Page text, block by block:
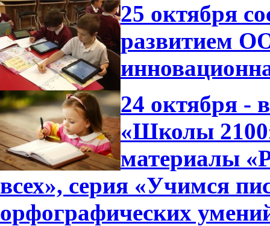
25 октября
развитием
24 октября -
«Школы
материалы
всех», серия «Учимся
орфографических